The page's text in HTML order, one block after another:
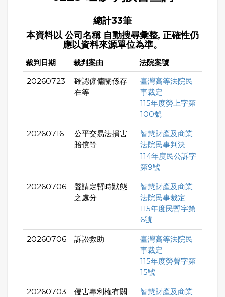
總計33筆
本資料以 公司名稱 自動搜尋彙整, 正確性仍
應以資料來源單位為準。
裁判日期 裁判案由 法院案號
20260723
確認僱傭關係存
在等
臺灣高等法院民
事裁定
115年度勞上字第
100號
20260716
公平交易法損害
賠償等
智慧財產及商業
法院民事判決
114年度民公訴字
第9號
20260706
聲請定暫時狀態
之處分
智慧財產及商業
法院民事裁定
115年度民暫字第
6號
20260706 訴訟救助
臺灣高等法院民
事裁定
115年度勞聲字第
15號
20260703
侵害專利權有關
智慧財產及商業